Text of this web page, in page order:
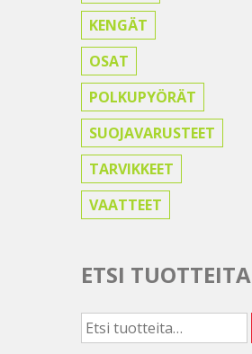
KENGÄT
OSAT
POLKUPYÖRÄT
SUOJAVARUSTEET
TARVIKKEET
VAATTEET
ETSI TUOTTEITA
Etsi: